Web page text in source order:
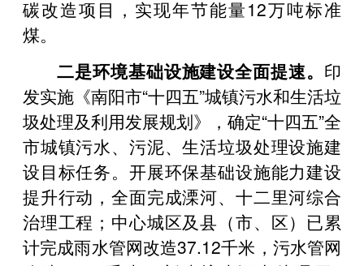
碳改造项目，实现年节能量12万吨标准
煤。
二是环境基础设施建设全面提速。 印
发实施《南阳市“十四五”城镇污水和生活垃
圾处理及利用发展规划》，确定“十四五”全
市城镇污水、污泥、生活垃圾处理设施建
设目标任务。开展环保基础设施能力建设
提升行动，全面完成溧河、十二里河综合
治理工程；中心城区及县（市、区）已累
计完成雨水管网改造37.12千米，污水管网